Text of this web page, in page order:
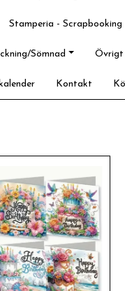
Stamperia - Scrapbooking
Sömnad Övrigt
Kontakt